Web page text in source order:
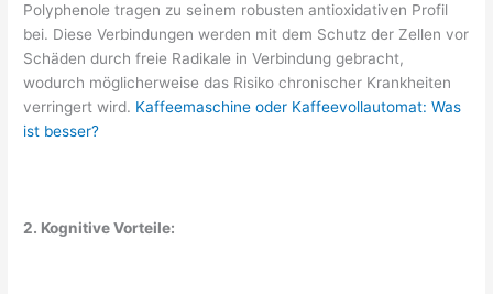
Polyphenole tragen zu seinem robusten antioxidativen Profil
bei. Diese Verbindungen werden mit dem Schutz der Zellen vor
Schäden durch freie Radikale in Verbindung gebracht,
wodurch möglicherweise das Risiko chronischer Krankheiten
verringert wird. Kaffeemaschine oder Kaffeevollautomat: Was
ist besser?
2. Kognitive Vorteile: